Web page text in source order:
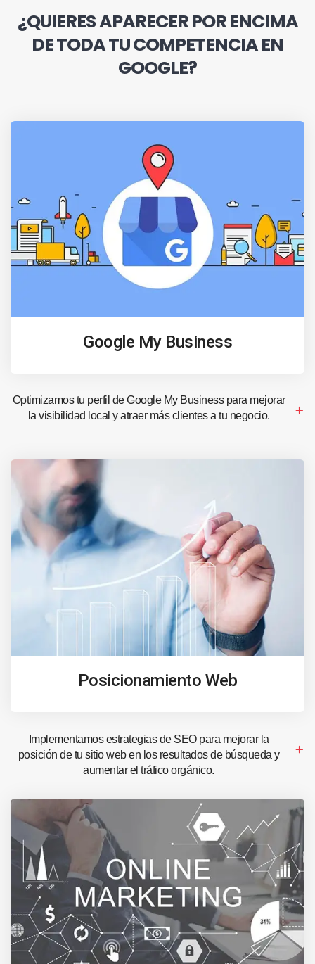
¿QUIERES APARECER POR ENCIMA
DE TODA TU COMPETENCIA EN
GOOGLE?
Google My Business
Optimizamos tu perfil de Google My Business para mejorar
la visibilidad local y atraer más clientes a tu negocio.
Posicionamiento Web
Implementamos estrategias de SEO para mejorar la
posición de tu sitio web en los resultados de búsqueda y
aumentar el tráfico orgánico.